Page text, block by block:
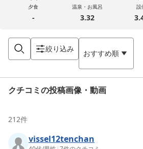
夕食
-
温泉・お風呂
3.32
設
絞り込み おすすめ順
クチコミの投稿画像・動画
212件
vissel12tenchan